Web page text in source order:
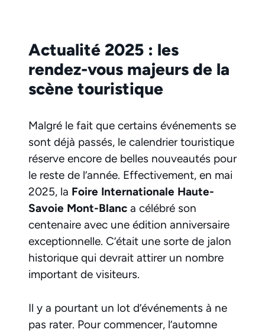
Actualité 2025 : les
rendez-vous majeurs de la
scène touristique
Malgré le fait que certains événements se
sont déjà passés, le calendrier touristique
réserve encore de belles nouveautés pour
le reste de l’année. Effectivement, en mai
2025, la Foire Internationale Haute-
Savoie Mont-Blanc a célébré son
centenaire avec une édition anniversaire
exceptionnelle. C’était une sorte de jalon
historique qui devrait attirer un nombre
important de visiteurs.
Il y a pourtant un lot d’événements à ne
pas rater. Pour commencer, l’automne